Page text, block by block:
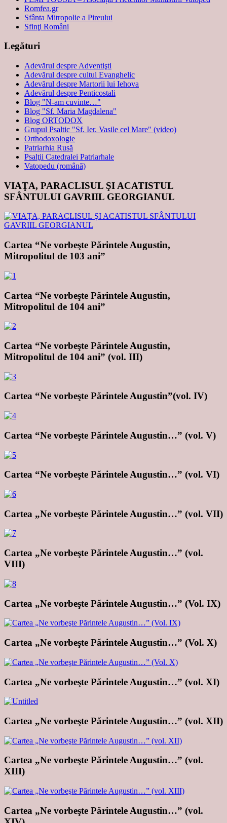
Romfea.gr
Sfânta Mitropolie a Pireului
Sfinţi Români
Legături
Adevărul despre Adventişti
Adevărul despre cultul Evanghelic
Adevărul despre Martorii lui Iehova
Adevărul despre Penticostali
Blog "N-am cuvinte…"
Blog "Sf. Maria Magdalena"
Blog ORTODOX
Grupul Psaltic "Sf. Ier. Vasile cel Mare" (video)
Orthodoxologie
Patriarhia Rusă
Psalţii Catedralei Patriarhale
Vatopedu (română)
VIAŢA, PARACLISUL ŞI ACATISTUL
SFÂNTULUI GAVRIIL GEORGIANUL
Cartea “Ne vorbeşte Părintele Augustin,
Mitropolitul de 103 ani”
Cartea “Ne vorbeşte Părintele Augustin,
Mitropolitul de 104 ani”
Cartea “Ne vorbeşte Părintele Augustin,
Mitropolitul de 104 ani” (vol. III)
Cartea “Ne vorbeşte Părintele Augustin”(vol. IV)
Cartea “Ne vorbeşte Părintele Augustin…” (vol. V)
Cartea “Ne vorbeşte Părintele Augustin…” (vol. VI)
Cartea „Ne vorbeşte Părintele Augustin…” (vol. VII)
Cartea „Ne vorbeşte Părintele Augustin…” (vol.
VIII)
Cartea „Ne vorbeşte Părintele Augustin…” (Vol. IX)
Cartea „Ne vorbeşte Părintele Augustin…” (Vol. X)
Cartea „Ne vorbeşte Părintele Augustin…” (vol. XI)
Cartea „Ne vorbeşte Părintele Augustin…” (vol. XII)
Cartea „Ne vorbeşte Părintele Augustin…” (vol.
XIII)
Cartea „Ne vorbeşte Părintele Augustin…” (vol.